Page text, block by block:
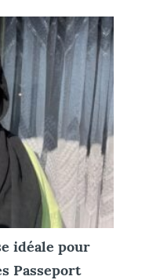
idéale pour
Passeport